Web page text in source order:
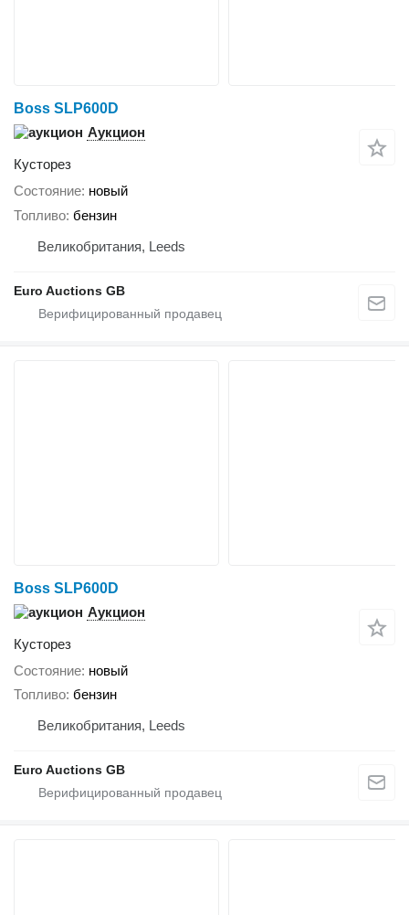
Boss SLP600D
Аукцион
Кусторез
Состояние новый
Топливо бензин
Великобритания, Leeds
Euro Auctions GB
Boss SLP600D
Аукцион
Кусторез
Состояние новый
Топливо бензин
Великобритания, Leeds
Euro Auctions GB